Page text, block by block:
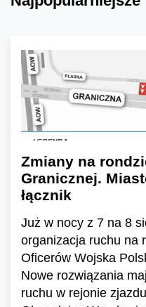
Zmiany na
Granicznej.
łącznik
Już w nocy z 7 na 8
organizacja ruchu na
Oficerów Wojska
Nowe rozwiązania
ruchu w rejonie